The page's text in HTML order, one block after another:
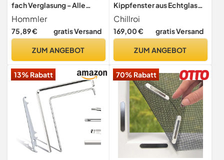
fach Verglasung - Alle
Größen Kunststofffenster
60mm Profil -Din Links-
BxH: 400x400mm Perfekt
Garagenfenster, Hauskeller
Hommler
75,89 € gratis Versand
ZUM ANGEBOT
Kippfenster aus Echtglas
38/40mm
Gartenhausfenster
Chillroi
169,00 € gratis Versand
ZUM ANGEBOT
13% Rabatt 70% Rabatt